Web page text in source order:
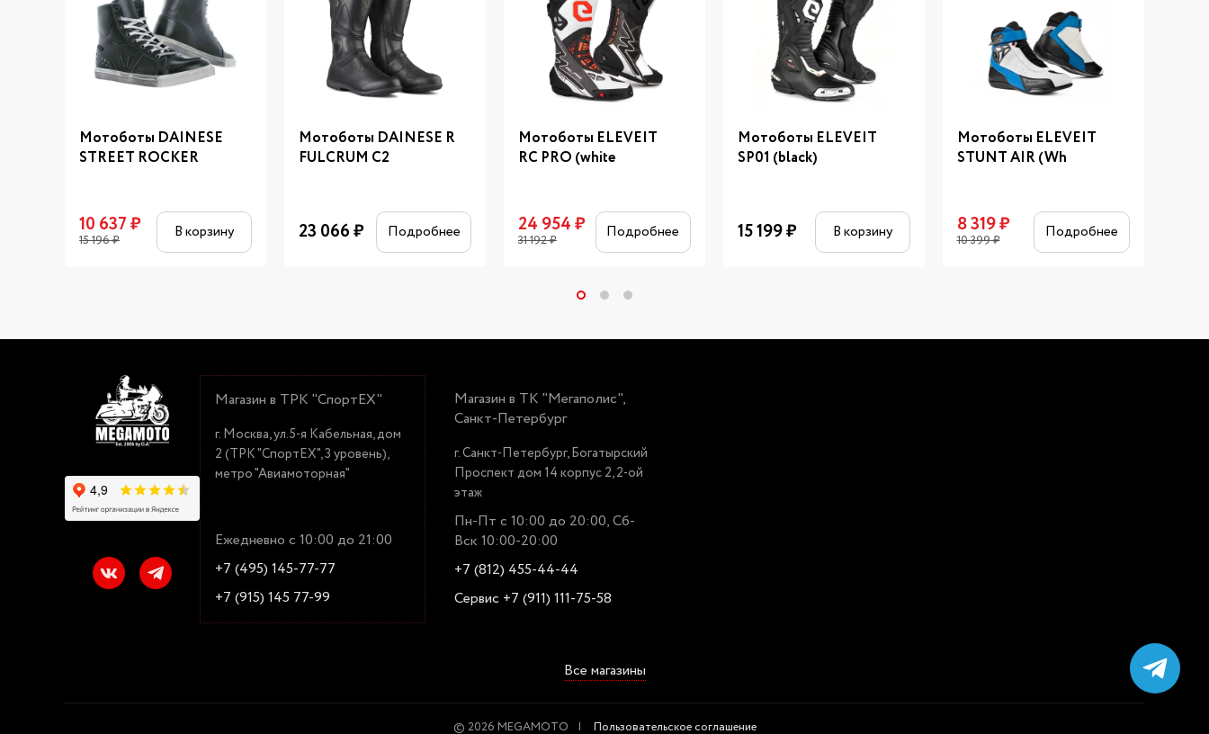
Мотоботы DAINESE
STREET ROCKER
10 637₽
15 196₽ В корзину
Мотоботы DAINESE R
FULCRUM C2
23 066₽ Подробнее
Мотоботы ELEVEIT
RC PRO (white
24 954₽
31 192₽ Подробнее
Мотоботы ELEVEIT
SP01 (black)
15 199₽ В корзину
Мотоботы ELEVEIT
STUNT AIR (Wh
8 319₽
10 399₽ Подробнее
Магазин в ТРК "СпортЕХ"
г. Москва, ул.5-я Кабельная, дом
2 (ТРК "СпортЕХ", 3 уровень),
метро "Авиамоторная"
Ежедневно с 10:00 до 21:00
+7 (495) 145-77-77
+7 (915) 145 77-99
Магазин в ТК "Мегаполис",
Санкт-Петербург
г. Санкт-Петербург, Богатырский
Проспект дом 14 корпус 2, 2-ой
этаж
Пн-Пт с 10:00 до 20:00, Сб-
Вск 10:00-20:00
+7 (812) 455-44-44
Сервис +7 (911) 111-75-58
Все магазины
© 2026 MEGAMOTO Пользовательское соглашение